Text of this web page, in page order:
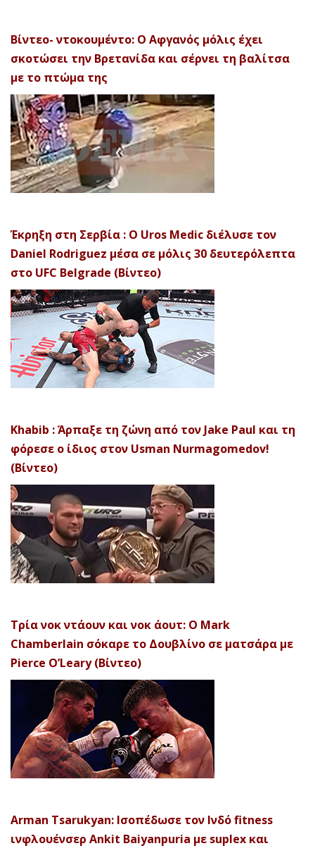
Βίντεο- ντοκουμέντο: Ο Αφγανός μόλις έχει
σκοτώσει την Βρετανίδα και σέρνει τη βαλίτσα
με το πτώμα της
Έκρηξη στη Σερβία : Ο Uros Medic διέλυσε τον
Daniel Rodriguez μέσα σε μόλις 30 δευτερόλεπτα
στο UFC Belgrade (Βίντεο)
Khabib : Άρπαξε τη ζώνη από τον Jake Paul και τη
φόρεσε ο ίδιος στον Usman Nurmagomedov!
(Βίντεο)
Τρία νοκ ντάουν και νοκ άουτ: Ο Mark
Chamberlain σόκαρε το Δουβλίνο σε ματσάρα με
Pierce O’Leary (Βίντεο)
Arman Tsarukyan: Ισοπέδωσε τον Ινδό fitness
ινφλουένσερ Ankit Baiyanpuria με suplex και